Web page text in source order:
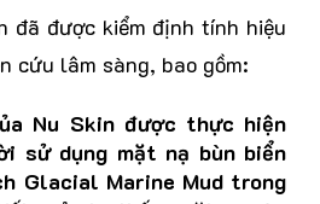
đã được kiểm định tính hiệu
cứu lâm sàng, bao gồm:
Nu Skin được thực hiện
sử dụng mặt nạ bùn biển
Glacial Marine Mud trong